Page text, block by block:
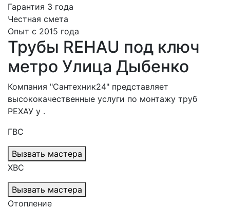
Гарантия 3 года
Честная смета
Опыт с 2015 года
Трубы REHAU под ключ
метро Улица Дыбенко
Компания "Сантехник24" представляет
высококачественные услуги по монтажу труб
РЕХАУ у .
ГВС
Вызвать мастера
ХВС
Вызвать мастера
Отопление